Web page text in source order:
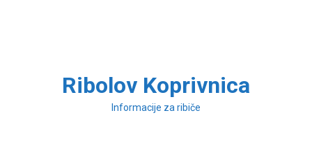
Ribolov Koprivnica
Informacije za ribiče